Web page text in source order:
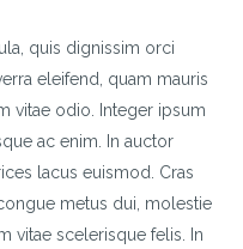
quis dignissim orci
eleifend, quam mauris
vitae odio. Integer ipsum
ac enim. In auctor
lacus euismod. Cras
metus dui, molestie
vitae scelerisque felis. In